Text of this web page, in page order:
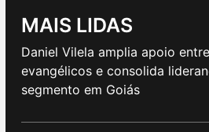
MAIS LIDAS
Daniel Vilela amplia apoio entre
evangélicos e consolida
segmento em Goiás